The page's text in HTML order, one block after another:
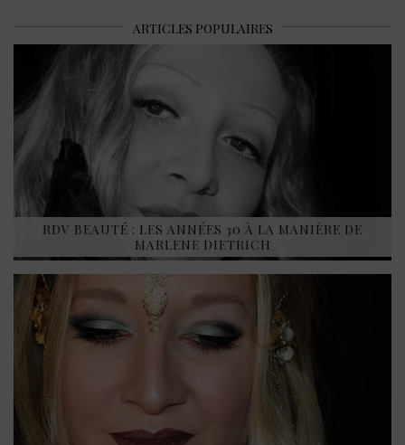
ARTICLES POPULAIRES
RDV BEAUTÉ : LES ANNÉES 30 À LA MANIÈRE DE
MARLENE DIETRICH